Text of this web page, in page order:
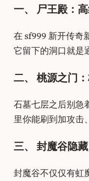
一、 尸王殿：
在 sf999 新开传奇
它留下的洞口就是
二、 桃源之门
石墓七层之后别急
里你能刷到加攻击
三、 封魔谷隐
封魔谷不仅仅有虹